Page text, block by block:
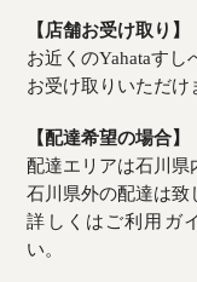
【店舗お受け取り】
お近くのYahataす
お受け取りいただけ
【配達希望の場合】
配達エリアは石川県
石川県外の配達は致
詳しくはご利用ガ
い。